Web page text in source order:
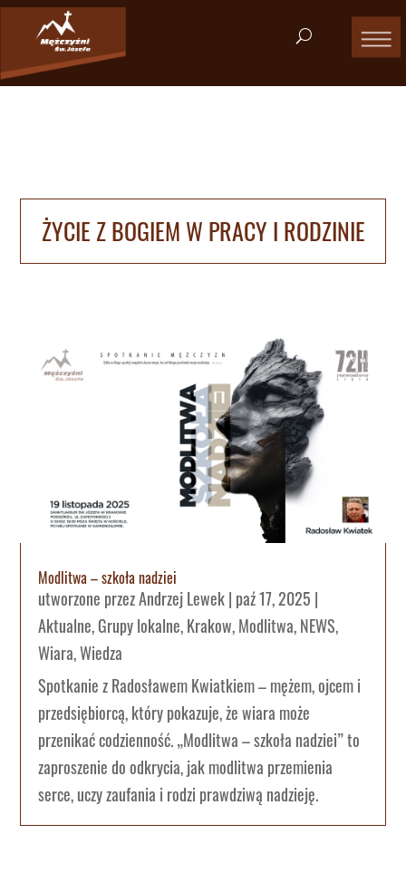
ŻYCIE Z BOGIEM W PRACY I RODZINIE
Modlitwa – szkoła nadziei
utworzone przezAndrzej Lewek| paź 17, 2025 |
Aktualne,Grupy lokalne,Krakow,Modlitwa,NEWS,
Wiara,Wiedza
Spotkanie z Radosławem Kwiatkiem – mężem, ojcem i
przedsiębiorcą, który pokazuje, że wiara może
przenikać codzienność. „Modlitwa – szkoła nadziei” to
zaproszenie do odkrycia, jak modlitwa przemienia
serce, uczy zaufania i rodzi prawdziwą nadzieję.